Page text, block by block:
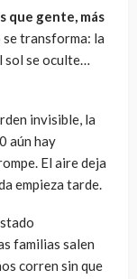
que gente, más
se transforma: la
sol se oculte…
invisible, la
aún hay
El aire deja
empieza tarde.
familias salen
corren sin que